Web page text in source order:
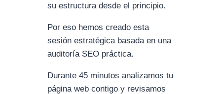
su estructura desde el principio.
Por eso hemos creado esta
sesión estratégica basada en una
auditoría SEO práctica.
Durante 45 minutos analizamos tu
página web contigo y revisamos